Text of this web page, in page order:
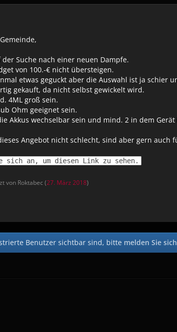
Suche nach einer neuen Dampfe.
von 100.-€ nicht übersteigen.
etwas geguckt aber die Auswahl ist ja schier
gekauft, da nicht selbst gewickelt wird.
4ML groß sein.
Ohm geeignet sein.
Akkus wechselbar sein und mind. 2 in dem
Angebot nicht schlecht, sind aber gern auch
sich an, um diesen Link zu sehen.
von Roktabec (27. März 2018)
Benutzer sichtbar sind, bitte melden Sie